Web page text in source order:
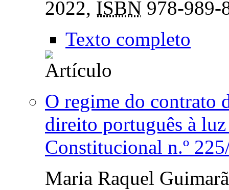
2022, ISBN 978-
Texto completo
O regime do contrato
direito português à
Constitucional n.º
Maria Raquel